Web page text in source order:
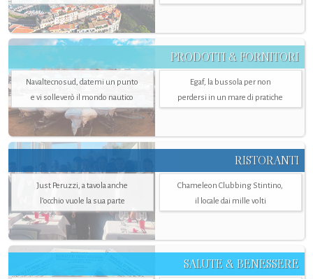
PRODOTTI & FORNITORI
Navaltecnosud, datemi un punto
e vi solleverò il mondo nautico
Egaf, la bussola per non
perdersi in un mare di pratiche
RISTORANTI
Just Peruzzi, a tavola anche
l’occhio vuole la sua parte
Chameleon Clubbing Stintino,
il locale dai mille volti
SALUTE & BENESSERE